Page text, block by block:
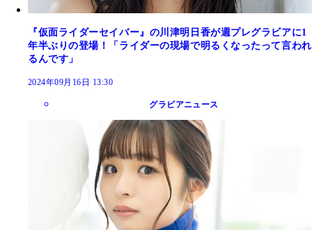
『仮面ライダーセイバー』の川津明日香が週プレグラビアに1
年半ぶりの登場！「ライダーの現場で明るくなったって言われ
るんです」
2024年09月16日 13:30
グラビアニュース